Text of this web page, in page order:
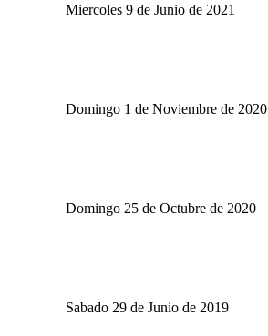
Miercoles 9 de Junio de 2021
Domingo 1 de Noviembre de 2020
Domingo 25 de Octubre de 2020
Sabado 29 de Junio de 2019